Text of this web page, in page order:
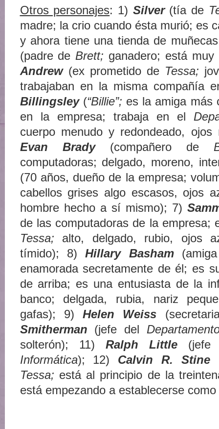
Otros personajes: 1) Silver(tía de
madre; la crio cuando ésta murió; es
y ahora tiene una tienda de
(padre de Brett; ganadero; está
Andrew(ex prometido de Tessa;
trabajaban en la misma compañía
Billingsley(“Billie”; es la amiga más
en la empresa; trabaja en el
cuerpo menudo y redondeado,
Evan Brady(compañero de
computadoras; delgado, moreno,
(70 años, dueño de la empresa;
cabellos grises algo escasos, ojos
hombre hecho a sí mismo); 7)
de las computadoras de la empresa;
Tessa; alto, delgado, rubio, ojos
tímido); 8)Hillary Basham
enamorada secretamente de él; es
de arriba; es una entusiasta de la
banco; delgada, rubia, nariz
gafas); 9) Helen Weiss
Smitherman (jefe del
solterón); 11) Ralph Little(jefe
Informática); 12) Calvin R. Stine
Tessa; está al principio de la
está empezando a establecerse